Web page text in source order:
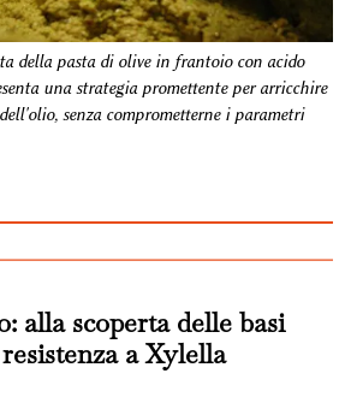
della pasta di olive in frantoio con acido
una strategia promettente per arricchire
senza comprometterne i parametri
alla scoperta delle basi
a Xylella